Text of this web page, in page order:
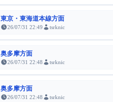
東京・東海道本線方面
26/07/31 22:49 tsrknic
奥多摩方面
26/07/31 22:48 tsrknic
奥多摩方面
26/07/31 22:48 tsrknic